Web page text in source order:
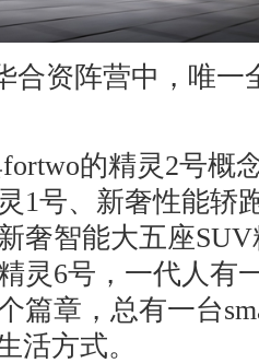
合资阵营中，唯一
的精灵2号概
1号、新奢性能轿
奢智能大五座
灵6号，一代人有
篇章，总有一台
活方式。